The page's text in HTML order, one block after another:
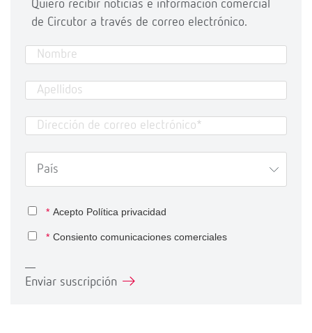
Quiero recibir noticias e información comercial
de Circutor a través de correo electrónico.
* Acepto Política privacidad
* Consiento comunicaciones comerciales
Enviar suscripción